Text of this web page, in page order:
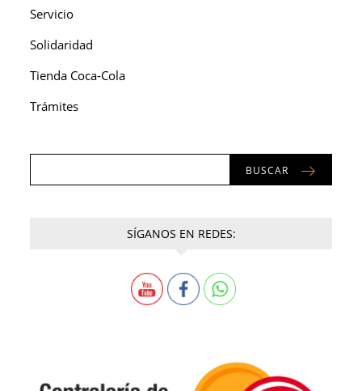
Servicio
Solidaridad
Tienda Coca-Cola
Trámites
BUSCAR
SÍGANOS EN REDES: